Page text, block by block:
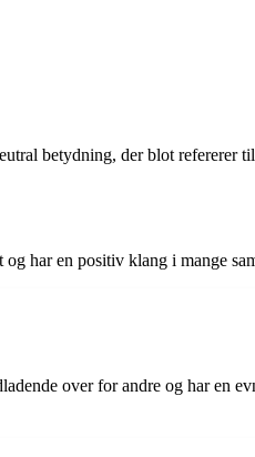
betydning, der blot refererer
har en positiv klang i mange
over for andre og har en